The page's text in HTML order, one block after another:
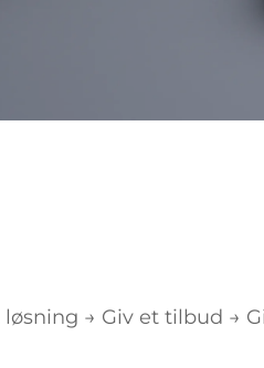
→ Giv et tilbud →